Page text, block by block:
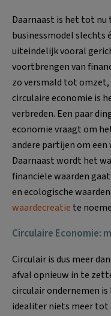
Daarnaast is het tot nu
businessmodel slechts
uiteindelijk vooral
voortbrengen van
zo versmald tot omzet,
circulaire economie is
verbreden. Een paar
economie vraagt om
andere partijen om een
Daarnaast wordt het
financiële waarden
en ecologische
waardecreatie te
Circulaire Economie:
Circulair is dus meer
afval opnieuw in te
circulair ondernemen
idealiter niets meer tot